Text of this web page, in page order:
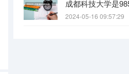
2024-05-16 09:57:29